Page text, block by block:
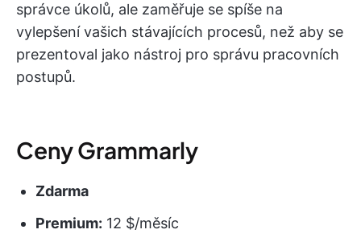
správce úkolů, ale zaměřuje se spíše na
vylepšení vašich stávajících procesů, než aby se
prezentoval jako nástroj pro správu pracovních
postupů.
Ceny Grammarly
Zdarma
Premium: 12 $/měsíc